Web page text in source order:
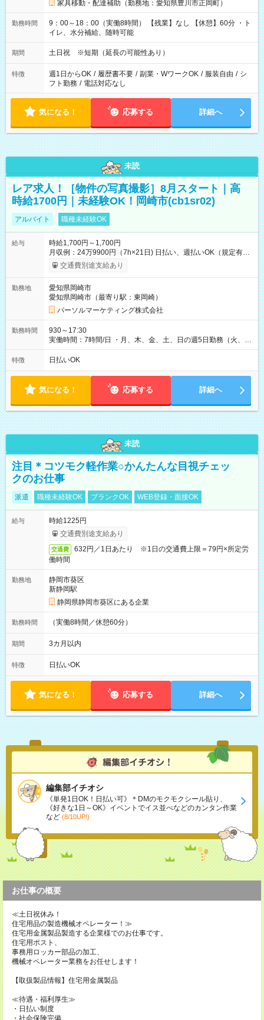
家具移動・配達補助（勤務地：愛知県豊川市正岡町）
勤務時間
9：00～18：00（実働8時間） 【残業】なし 【休憩】60分 ・ト
イレ、水分補給、随時可能
期間 土日祝 ※短期（延長の可能性あり）
特徴 週1日からOK / 履歴書不要 / 副業・WワークOK / 服装自由 / シ
フト勤務 / 電話対応なし
気になる！ 応募する 詳細へ
未読
レア求人！［物件の写真撮影］8月スタート｜高
時給1700円｜未経験OK！岡崎市(cb1sr02)
アルバイト 職種未経験OK
給与
時給1,700円～1,700円
月収例：24万9900円（7h×21日) 日払い、週払いOK（規定有
り） 【試用期間】試用期間なし
交通費別途支給あり
勤務地
愛知県岡崎市
愛知県岡崎市（最寄り駅：東岡崎）
パーソルマーケティング株式会社
勤務時間
930～17:30
実働時間：7時間/日 ・月、木、金、土、日の週5日勤務（火、水
は固定休です／夏季、年末年始等、長期休暇有り！） ・ワンシ
フト！ 残業ほぼナシ（0～5h/月）
特徴 日払いOK
気になる！ 応募する 詳細へ
未読
注目＊コツモク軽作業○かんたんな目視チェッ
クのお仕事
派遣 職種未経験OK ブランクOK WEB登録・面接OK
給与
時給1225円
交通費別途支給あり
交通費
632円／1日あたり ※1日の交通費上限＝79円×所定労
働時間
勤務地
静岡市葵区
新静岡駅
静岡県静岡市葵区にある企業
勤務時間 （実働8時間／休憩60分）
期間 3カ月以内
特徴 日払いOK
気になる！ 応募する 詳細へ
編集部イチオシ
《単発1日OK！日払い可》＊DMのモクモクシール貼り、
《好きな1日～OK》イベントでイス並べなどのカンタン作業
など (8/10UP!)
お仕事の概要
≪土日祝休み！
住宅用品の製造機械オペレーター！≫
住宅用金属製品製造する企業様でのお仕事です。
住宅用ポスト、
事務用ロッカー部品の加工、
機械オペレーター業務をお任せします！
【取扱製品情報】住宅用金属製品
≪待遇・福利厚生≫
・日払い制度
・社会保険完備